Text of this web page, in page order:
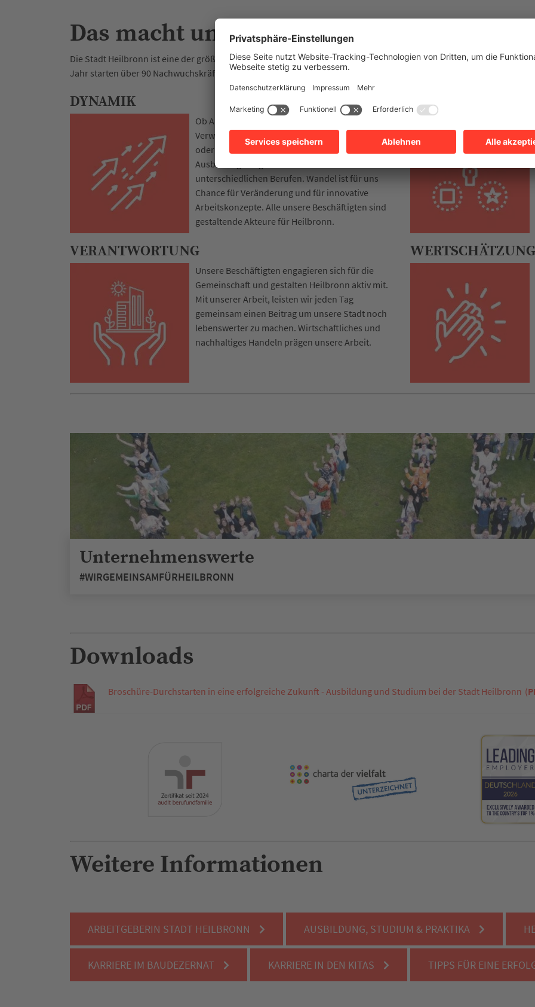
More Information
Accept
Das macht uns aus
Die Stadt Heilbronn ist eine der größten Arbeitgeberinnen in der Region Heilbronn-Franken. Über 3.500
Jahr starten über 90 Nachwuchskräfte mit einer Ausbildung oder einem Studium bei uns in ihr Berufsleben.
DYNAMIK
Ob Ausbildung in einem klassischen
Verwaltungsberuf, im gewerblich-technischen
oder sozialen Bereich – wir bieten attraktive
Ausbildungsmöglichkeiten in rund 30
unterschiedlichen Berufen. Wandel ist für uns
Chance für Veränderung und für innovative
Arbeitskonzepte. Alle unsere Beschäftigten sind
gestaltende Akteure für Heilbronn.
VIELFALT
VERANTWORTUNG
Unsere Beschäftigten engagieren sich für die
Gemeinschaft und gestalten Heilbronn aktiv mit.
Mit unserer Arbeit, leisten wir jeden Tag
gemeinsam einen Beitrag um unsere Stadt noch
lebenswerter zu machen. Wirtschaftliches und
nachhaltiges Handeln prägen unsere Arbeit.
WERTSCHÄTZUNG
Unternehmenswerte
#WIRGEMEINSAMFÜRHEILBRONN
Downloads
Broschüre-Durchstarten in eine erfolgreiche Zukunft - Ausbildung und Studium bei der Stadt Heilbronn (
Weitere Informationen
ARBEITGEBERIN STADT HEILBRONN AUSBILDUNG, STUDIUM & PRAKTIKA
KARRIERE IM BAUDEZERNAT KARRIERE IN DEN KITAS TIPPS FÜR EINE